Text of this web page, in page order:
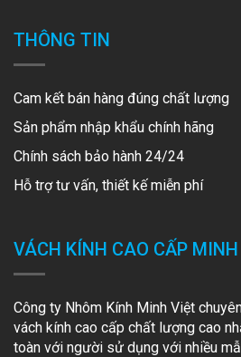
THÔNG TIN
Cam kết bán hàng đúng chất lượng
Sản phẩm nhập khẩu chính hãng
Chính sách bảo hành 24/24
Hỗ trợ tư vấn, thiết kế miễn phí
VÁCH KÍNH CAO CẤP
Công ty Nhôm Kính Minh Việt
vách kính cao cấp chất lượng cao
toàn với người sử dụng với nhiều